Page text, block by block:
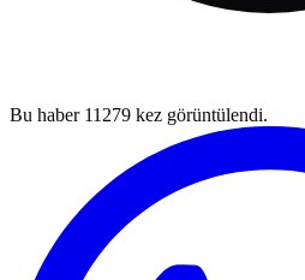
Bu haber 11279 kez görüntülendi.